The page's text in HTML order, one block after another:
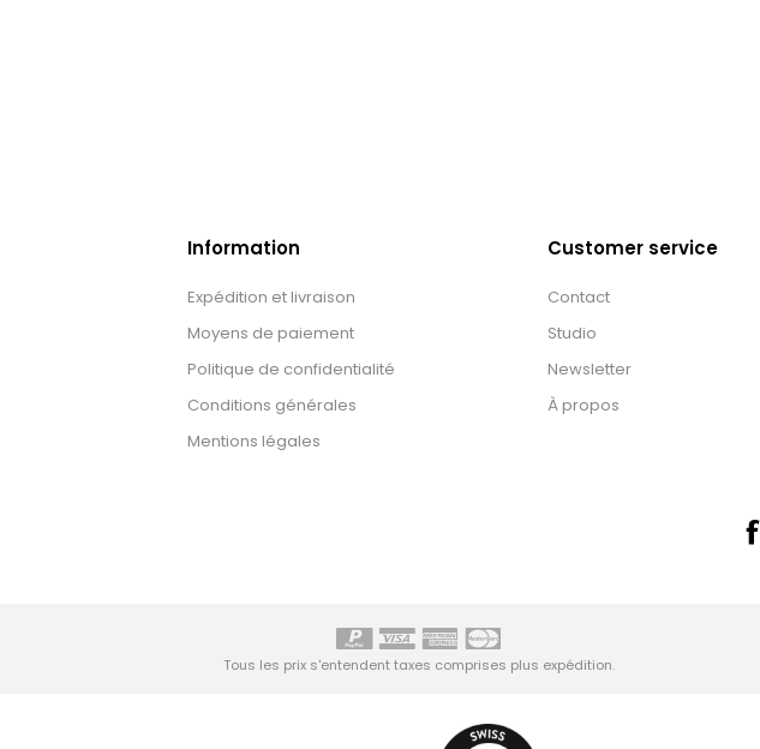
Information
Expédition et livraison
Moyens de paiement
Politique de confidentialité
Conditions générales
Mentions légales
Customer service
Contact
Studio
Newsletter
À propos
Tous les prix s'entendent taxes comprises plus expédition.